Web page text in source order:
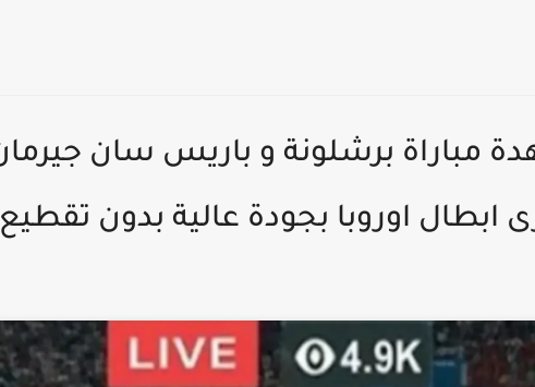
ابطال اوروبا بجودة عالية بدون تقطيع